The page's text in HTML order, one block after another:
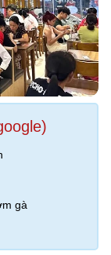
gà